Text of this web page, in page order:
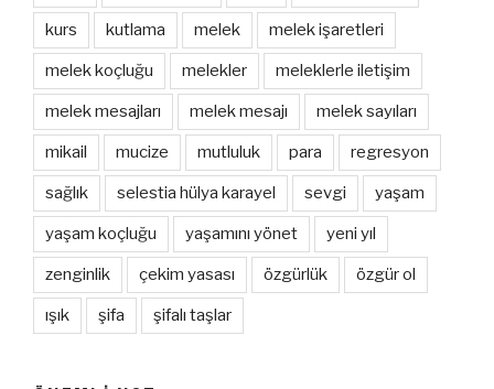
kurs kutlama melek melek işaretleri
melek koçluğu melekler meleklerle iletişim
melek mesajları melek mesajı melek sayıları
mikail mucize mutluluk para regresyon
sağlık selestia hülya karayel sevgi yaşam
yaşam koçluğu yaşamını yönet yeni yıl
zenginlik çekim yasası özgürlük özgür ol
ışık şifa şifalı taşlar